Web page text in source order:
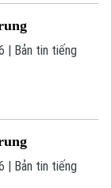
| Bản tin tiếng
| Bản tin tiếng